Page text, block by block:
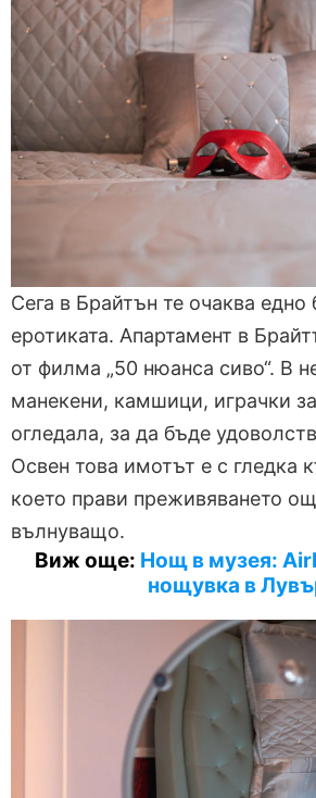
Сега в Брайтън те очаква едно
еротиката. Апартамент в
от филма „50 нюанса сиво“. В
манекени, камшици, играчки
огледала, за да бъде
Освен това имотът е с гледка
което прави преживяването
вълнуващо.
Виж още: Нощ в музея:
нощувка в